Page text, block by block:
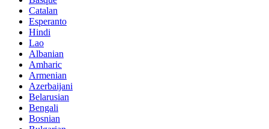
Catalan
Esperanto
Hindi
Lao
Albanian
Amharic
Armenian
Azerbaijani
Belarusian
Bengali
Bosnian